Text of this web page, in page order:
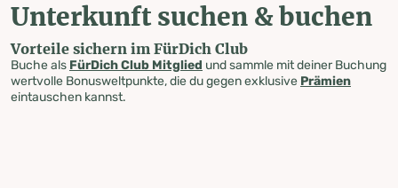
Unterkunft suchen & buchen
Vorteile sichern im FürDich Club
Buche als FürDich Club Mitglied und sammle mit deiner Buchung
wertvolle Bonusweltpunkte, die du gegen exklusive Prämien
eintauschen kannst.